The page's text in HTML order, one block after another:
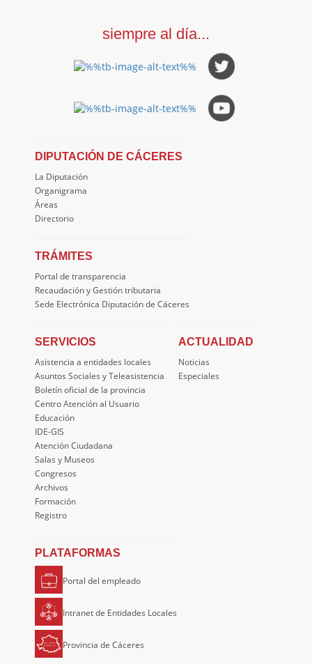
siempre al día...
DIPUTACIÓN DE CÁCERES
La Diputación
Organigrama
Áreas
Directorio
TRÁMITES
Portal de transparencia
Recaudación y Gestión tributaria
Sede Electrónica Diputación de Cáceres
SERVICIOS
Asistencia a entidades locales
Asuntos Sociales y Teleasistencia
Boletín oficial de la provincia
Centro Atención al Usuario
Educación
IDE-GIS
Atención Ciudadana
Salas y Museos
Congresos
Archivos
Formación
Registro
ACTUALIDAD
Noticias
Especiales
PLATAFORMAS
Portal del empleado
Intranet de Entidades Locales
Provincia de Cáceres